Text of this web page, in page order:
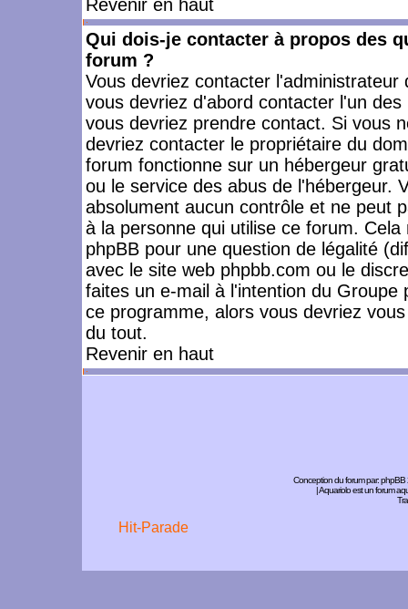
Revenir en haut
Qui dois-je contacter à propos des
forum ?
Vous devriez contacter
vous devriez d'abord contacter l'un
vous devriez prendre contact. Si vous
devriez contacter le propriétaire du
forum fonctionne sur un hébergeur
ou le service des abus de l'hébergeur.
absolument aucun contrôle et ne peut
à la personne qui utilise ce forum.
phpBB pour une question de légalité
avec le site web phpbb.com ou le
faites un e-mail à l'intention du
ce programme, alors vous devriez
du tout.
Revenir en haut
Conception du forum par:phpBB
| Aquariolo est un forum